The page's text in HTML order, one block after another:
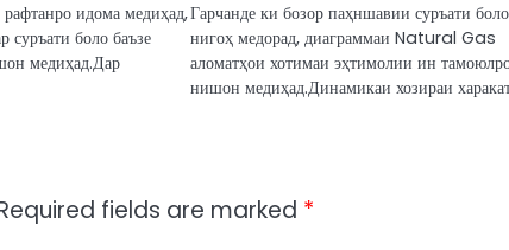
идома медиҳад,
боло баъзе
медиҳад.Дар
Гарчанде ки бозор паҳншавии суръати
нигоҳ медорад, диаграммаи Natural Gas
аломатҳои хотимаи эҳтимолии ин
нишон медиҳад.Динамикаи хозираи
fields are marked *